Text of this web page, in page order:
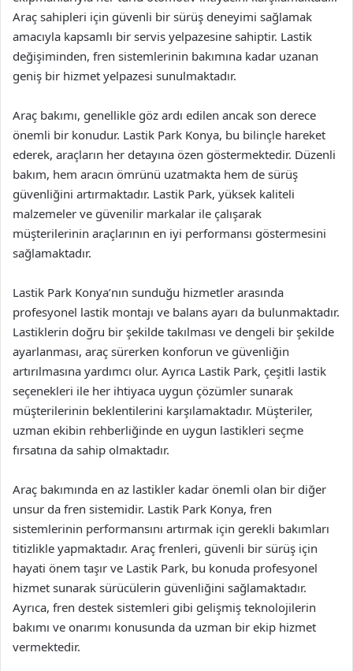
Araç sahipleri için güvenli bir sürüş deneyimi sağlamak
amacıyla kapsamlı bir servis yelpazesine sahiptir. Lastik
değişiminden, fren sistemlerinin bakımına kadar uzanan
geniş bir hizmet yelpazesi sunulmaktadır.
Araç bakımı, genellikle göz ardı edilen ancak son derece
önemli bir konudur. Lastik Park Konya, bu bilinçle hareket
ederek, araçların her detayına özen göstermektedir. Düzenli
bakım, hem aracın ömrünü uzatmakta hem de sürüş
güvenliğini artırmaktadır. Lastik Park, yüksek kaliteli
malzemeler ve güvenilir markalar ile çalışarak
müşterilerinin araçlarının en iyi performansı göstermesini
sağlamaktadır.
Lastik Park Konya’nın sunduğu hizmetler arasında
profesyonel lastik montajı ve balans ayarı da bulunmaktadır.
Lastiklerin doğru bir şekilde takılması ve dengeli bir şekilde
ayarlanması, araç sürerken konforun ve güvenliğin
artırılmasına yardımcı olur. Ayrıca Lastik Park, çeşitli lastik
seçenekleri ile her ihtiyaca uygun çözümler sunarak
müşterilerinin beklentilerini karşılamaktadır. Müşteriler,
uzman ekibin rehberliğinde en uygun lastikleri seçme
fırsatına da sahip olmaktadır.
Araç bakımında en az lastikler kadar önemli olan bir diğer
unsur da fren sistemidir. Lastik Park Konya, fren
sistemlerinin performansını artırmak için gerekli bakımları
titizlikle yapmaktadır. Araç frenleri, güvenli bir sürüş için
hayati önem taşır ve Lastik Park, bu konuda profesyonel
hizmet sunarak sürücülerin güvenliğini sağlamaktadır.
Ayrıca, fren destek sistemleri gibi gelişmiş teknolojilerin
bakımı ve onarımı konusunda da uzman bir ekip hizmet
vermektedir.